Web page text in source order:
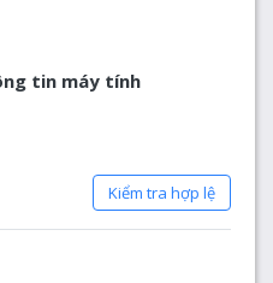
tin máy tính
Kiểm tra hợp lệ